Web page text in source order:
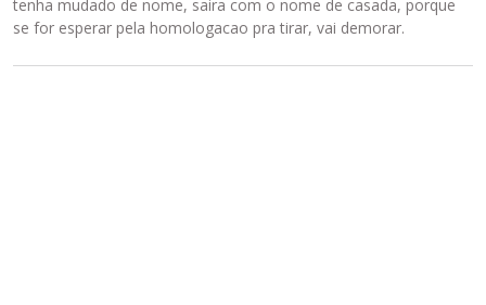
tenha mudado de nome, saira com o nome de casada, porque
se for esperar pela homologacao pra tirar, vai demorar.